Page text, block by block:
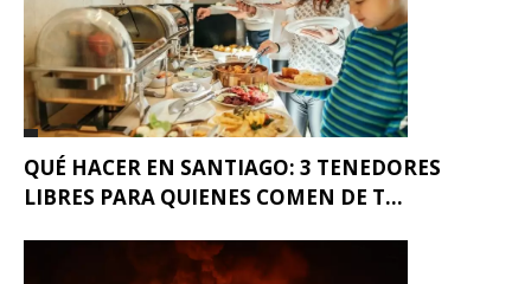
QUÉ HACER EN SANTIAGO: 3 TENEDORES
LIBRES PARA QUIENES COMEN DE T...